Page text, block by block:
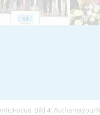
64
Bild 4: Authamayou/